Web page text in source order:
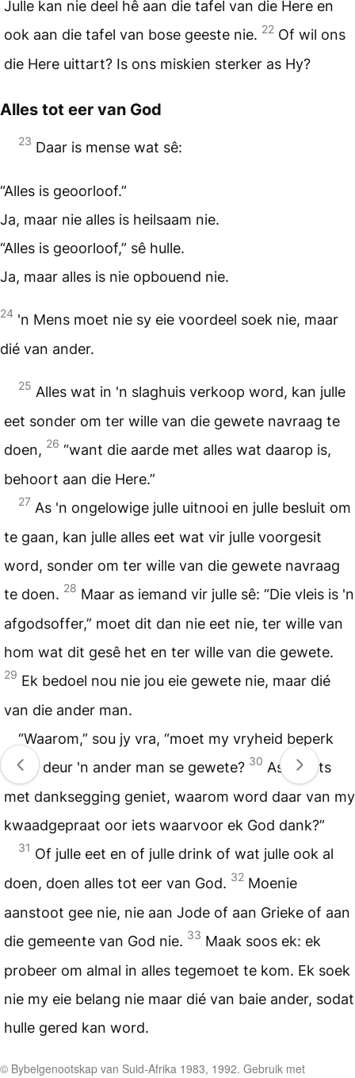
Julle kan nie deel hê aan die tafel van die Here en
ook aan die tafel van bose geeste nie. 22 Of wil ons
die Here uittart? Is ons miskien sterker as Hy?
Alles tot eer van God
23 Daar is mense wat sê:
“Alles is geoorloof.”
Ja, maar nie alles is heilsaam nie.
“Alles is geoorloof,” sê hulle.
Ja, maar alles is nie opbouend nie.
24 'n Mens moet nie sy eie voordeel soek nie, maar
dié van ander.
25 Alles wat in 'n slaghuis verkoop word, kan julle
eet sonder om ter wille van die gewete navraag te
doen, 26 “want die aarde met alles wat daarop is,
behoort aan die Here.”
27 As 'n ongelowige julle uitnooi en julle besluit om
te gaan, kan julle alles eet wat vir julle voorgesit
word, sonder om ter wille van die gewete navraag
te doen. 28 Maar as iemand vir julle sê: “Die vleis is 'n
afgodsoffer,” moet dit dan nie eet nie, ter wille van
hom wat dit gesê het en ter wille van die gewete.
29 Ek bedoel nou nie jou eie gewete nie, maar dié
van die ander man.
“Waarom,” sou jy vra, “moet my vryheid beperk
word deur 'n ander man se gewete? 30 As ek iets
met danksegging geniet, waarom word daar van my
kwaadgepraat oor iets waarvoor ek God dank?”
31 Of julle eet en of julle drink of wat julle ook al
doen, doen alles tot eer van God. 32 Moenie
aanstoot gee nie, nie aan Jode of aan Grieke of aan
die gemeente van God nie. 33 Maak soos ek: ek
probeer om almal in alles tegemoet te kom. Ek soek
nie my eie belang nie maar dié van baie ander, sodat
hulle gered kan word.
© Bybelgenootskap van Suid-Afrika 1983, 1992. Gebruik met